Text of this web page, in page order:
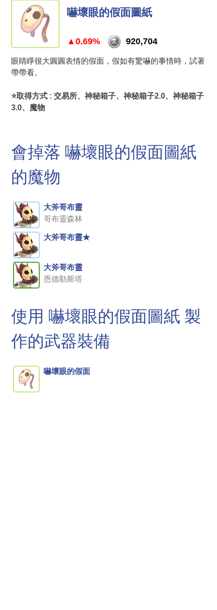
嚇壞眼的假面圖紙
▲0.69% 920,704
眼睛睜很大圓圓表情的假面，假如有驚嚇的事情時，試著
帶帶看。
⭐取得方式 : 交易所、神秘箱子、神秘箱子2.0、神秘箱子
3.0、魔物
會掉落 嚇壞眼的假面圖紙
的魔物
大斧哥布靈
哥布靈森林
大斧哥布靈★
大斧哥布靈
恩德勒斯塔
使用 嚇壞眼的假面圖紙 製
作的武器裝備
嚇壞眼的假面